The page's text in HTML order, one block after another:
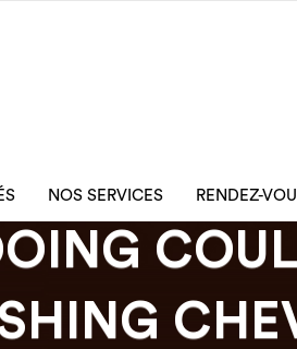
NOS SERVICES RENDEZ-